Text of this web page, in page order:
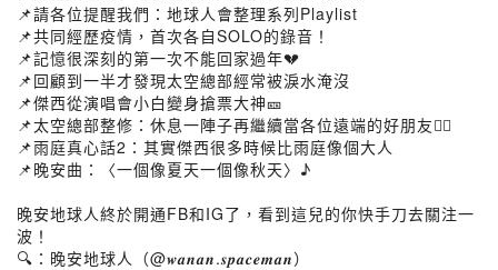
📌請各位提醒我們：地球人會整理系列Playlist
📌共同經歷疫情，首次各自SOLO的錄音！
📌記憶很深刻的第一次不能回家過年💔
📌回顧到一半才發現太空總部經常被淚水淹沒
📌傑西從演唱會小白變身搶票大神🎫
📌太空總部整修：休息一陣子再繼續當各位遠端的好朋友👂🏻
📌雨庭真心話2：其實傑西很多時候比雨庭像個大人
📌晚安曲：〈一個像夏天一個像秋天〉♪
晚安地球人終於開通FB和IG了，看到這兒的你快手刀去關注一
波！
🔍：晚安地球人（@𝒘𝒂𝒏𝒂𝒏.𝒔𝒑𝒂𝒄𝒆𝒎𝒂𝒏）